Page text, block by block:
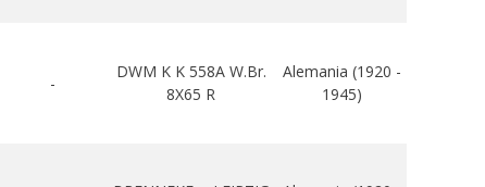
-
DWM K K 558A W.Br.
8X65 R
Alemania (1920 -
1945)